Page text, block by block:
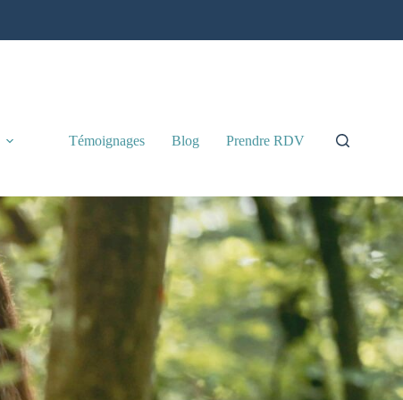
Témoignages Blog Prendre RDV